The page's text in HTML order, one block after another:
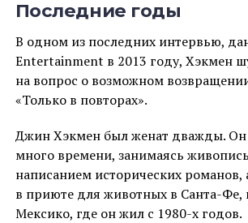
Последние годы
В одном из последних интервью,
Entertainment в 2013 году, Хэкмен
на вопрос о возможном
«Только в повторах».
Джин Хэкмен был женат дважды.
много времени, занимаясь
написанием исторических романов,
в приюте для животных в Санта-
Мексико, где он жил с 1980-х годов.